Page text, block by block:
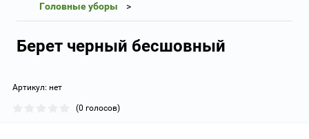
Головные уборы
Берет черный бесшовный
Артикул: нет
(0 голосов)